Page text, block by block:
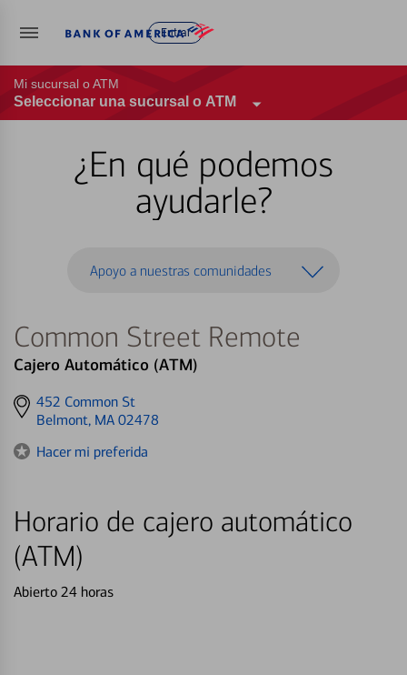
Entrar
Mi sucursal o ATM
Seleccionar una sucursal o ATM
¿En qué podemos
ayudarle?
Apoyo a nuestras comunidades
Common Street Remote
Cajero Automático (ATM)
Get
directions
452 Common St
Belmont, MA 02478
Hacer mi preferida
Horario de cajero automático
(ATM)
Abierto 24 horas